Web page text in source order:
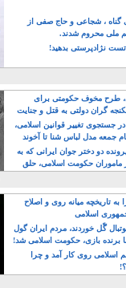
گناه ، شجاعی و حاج صفی از
ملی محروم شدند.
نژادپرستی بدهید!
مخوف حکومتی برای
گران دولتی به قتل و جنایت
جستجوی تغییر قوانین اسلامی،
جمعه مدل لباس شنا تا آخوند
دو دختر جوان ایرانی که به
ماموران حکومت اسلامی، حلق
به تاریخچه میانه روی و اصلاح
اسلامی
گًل خوردند، مردم ایران گول
برنده بازی، حکومت اسلامی شد!
اسلامی روی کار آمد و چرا